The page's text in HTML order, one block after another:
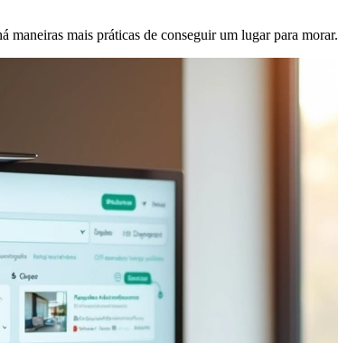
maneiras mais práticas de conseguir um lugar para morar.